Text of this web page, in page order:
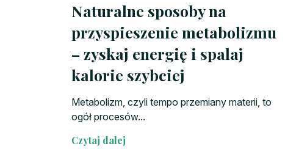
Naturalne sposoby na
przyspieszenie metabolizmu
– zyskaj energię i spalaj
kalorie szybciej
Metabolizm, czyli tempo przemiany materii, to
ogół procesów...
Czytaj dalej